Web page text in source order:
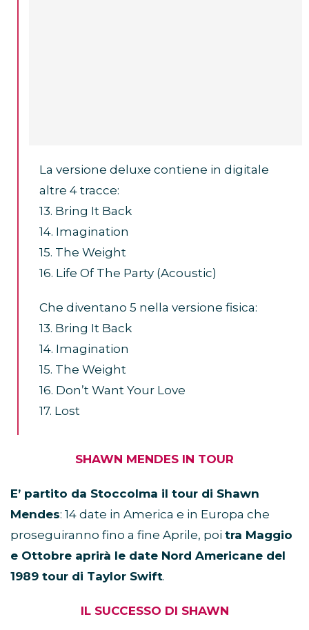
La versione deluxe contiene in digitale
altre 4 tracce:
13. Bring It Back
14. Imagination
15. The Weight
16. Life Of The Party (Acoustic)
Che diventano 5 nella versione fisica:
13. Bring It Back
14. Imagination
15. The Weight
16. Don’t Want Your Love
17. Lost
SHAWN MENDES IN TOUR
E’ partito da Stoccolma il tour di Shawn
Mendes: 14 date in America e in Europa che
proseguiranno fino a fine Aprile, poi tra Maggio
e Ottobre aprirà le date Nord Americane del
1989 tour di Taylor Swift.
IL SUCCESSO DI SHAWN